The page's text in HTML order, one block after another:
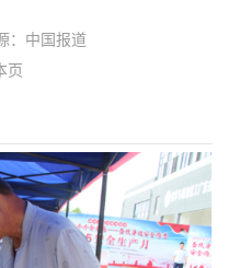
： 中国报道
页